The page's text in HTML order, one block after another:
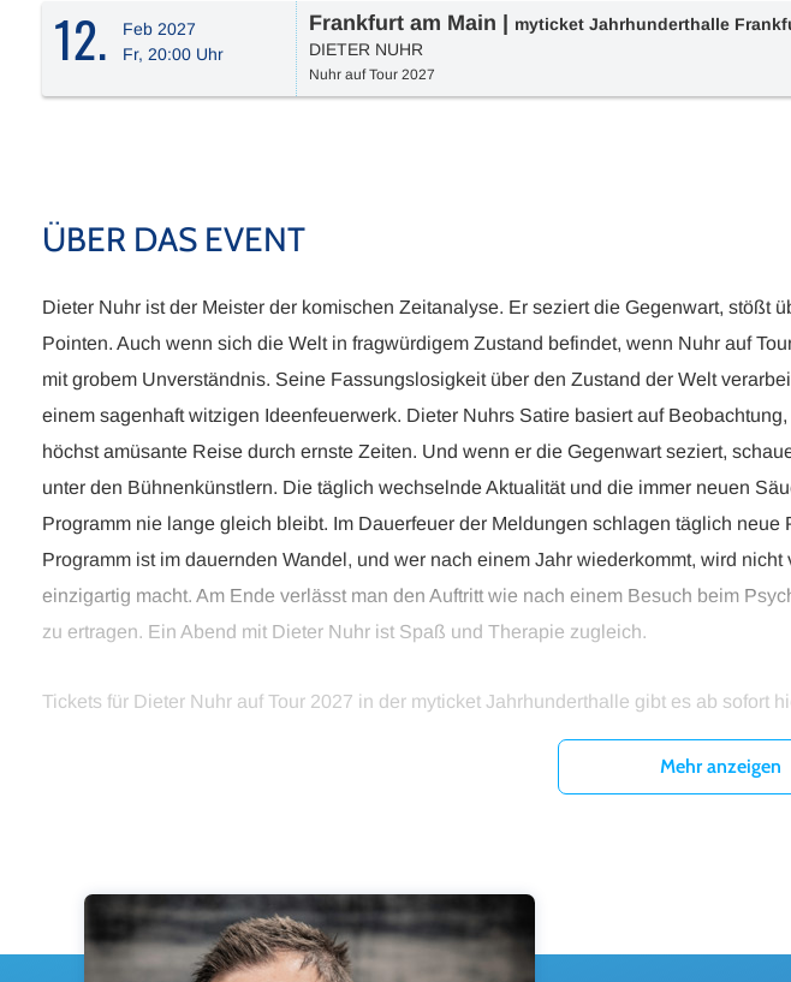
12.
Feb 2027
Fr, 20:00 Uhr
Frankfurt am Main
myticket Jahrhunderthalle
DIETER NUHR
Nuhr auf Tour 2027
ÜBER DAS EVENT
Dieter Nuhr ist der Meister der komischen Zeitanalyse. Er seziert die Gegenwart, stößt
Pointen. Auch wenn sich die Welt in fragwürdigem Zustand befindet, wenn Nuhr auf
mit grobem Unverständnis. Seine Fassungslosigkeit über den Zustand der Welt
einem sagenhaft witzigen Ideenfeuerwerk. Dieter Nuhrs Satire basiert auf
höchst amüsante Reise durch ernste Zeiten. Und wenn er die Gegenwart seziert,
unter den Bühnenkünstlern. Die täglich wechselnde Aktualität und die immer neuen
Programm nie lange gleich bleibt. Im Dauerfeuer der Meldungen schlagen täglich
Programm ist im dauernden Wandel, und wer nach einem Jahr wiederkommt, wird
einzigartig macht. Am Ende verlässt man den Auftritt wie nach einem Besuch beim
zu ertragen. Ein Abend mit Dieter Nuhr ist Spaß und Therapie zugleich.
Tickets für Dieter Nuhr auf Tour 2027 in der myticket Jahrhunderthalle gibt es ab sofort
Mehr anzeigen